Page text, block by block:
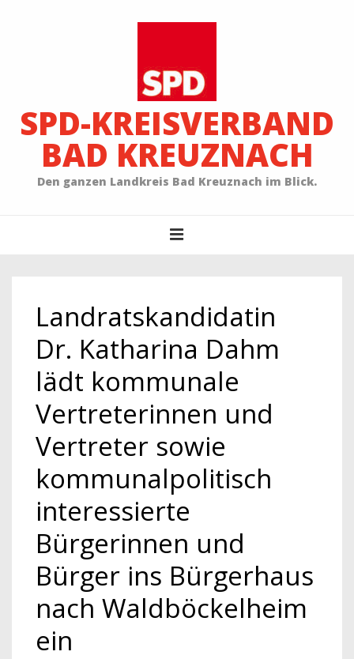
SPD-KREISVERBAND
BAD KREUZNACH
Den ganzen Landkreis Bad Kreuznach im Blick.
Landratskandidatin
Dr. Katharina Dahm
lädt kommunale
Vertreterinnen und
Vertreter sowie
kommunalpolitisch
interessierte
Bürgerinnen und
Bürger ins Bürgerhaus
nach Waldböckelheim
ein